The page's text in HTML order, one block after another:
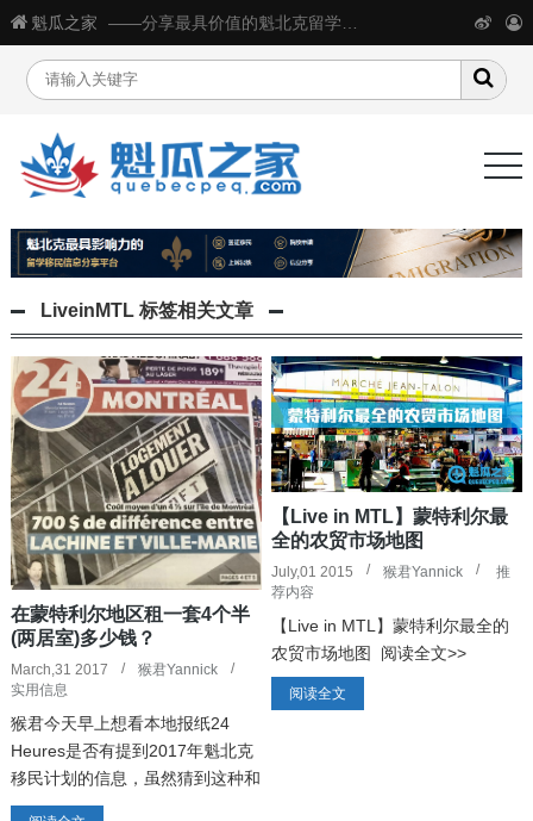
魁瓜之家 ——分享最具价值的魁北克留学移民生活信息
LiveinMTL标签相关文章
在蒙特利尔地区租一套4个半
(两居室)多少钱？
March,31 2017
猴君Yannick
实用信息
猴君今天早上想看本地报纸24
Heures是否有提到2017年魁北克
移民计划的信息，虽然猜到这种和
本地人生活没有太大关系的移民政
【Live in MTL】蒙特利尔最
全的农贸市场地图
July,01 2015 猴君Yannick
推
荐内容
【Live in MTL】蒙特利尔最全的
农贸市场地图 阅读全文>>
阅读全文